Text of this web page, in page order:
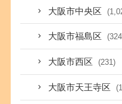
大阪市中央区
大阪市福島区
大阪市西区 (231)
大阪市天王寺区